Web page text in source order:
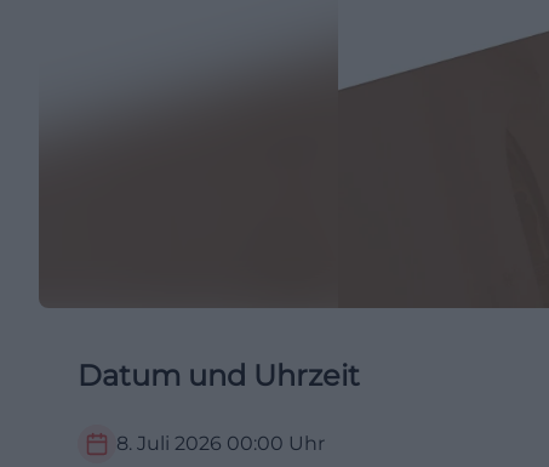
Datum und Uhrzeit
8. Juli 2026 00:00 Uhr